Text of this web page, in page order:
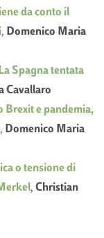
da conto il
, Domenico Maria
Spagna tentata
Cavallaro
Brexit e pandemia,
, Domenico Maria
o tensione di
, Christian